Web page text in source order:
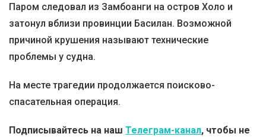
Паром следовал из Замбоанги на остров Холо и
затонул вблизи провинции Басилан. Возможной
причиной крушения называют технические
проблемы у судна.
На месте трагедии продолжается поисково-
спасательная операция.
Подписывайтесь на наш Телеграм-канал, чтобы не